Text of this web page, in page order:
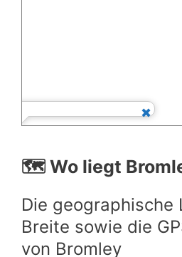
🗺️ Wo liegt
Die geographische
Breite sowie die
von Bromley